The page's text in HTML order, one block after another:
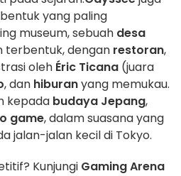
yang paling
museum, sebuah desa
terbentuk, dengan restoran,
oleh Éric Ticana (juara
, dan hiburanyang memukau.
kepada budaya Jepang,
game, dalam suasana yang
jalan-jalan kecil di Tokyo.
Kunjungi Gaming Arena